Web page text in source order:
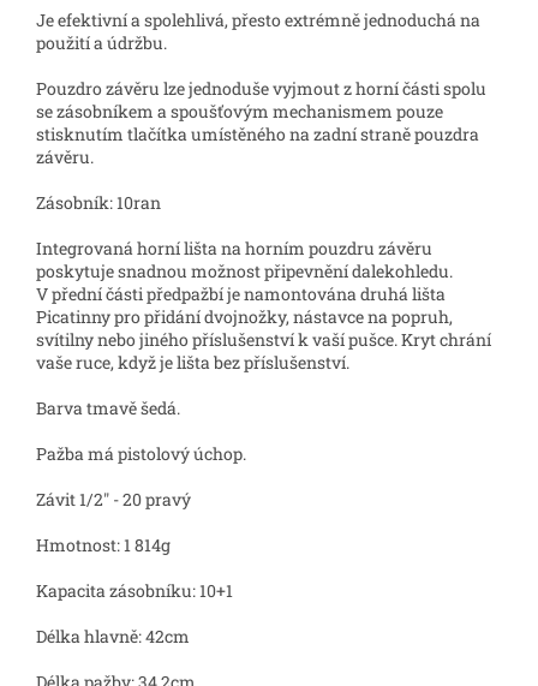
Je efektivní a spolehlivá, přesto extrémně jednoduchá na
použití a údržbu.
Pouzdro závěru lze jednoduše vyjmout z horní části spolu
se zásobníkem a spoušťovým mechanismem pouze
stisknutím tlačítka umístěného na zadní straně pouzdra
závěru.
Zásobník: 10ran
Integrovaná horní lišta na horním pouzdru závěru
poskytuje snadnou možnost připevnění dalekohledu.
V přední části předpažbí je namontována druhá lišta
Picatinny pro přidání dvojnožky, nástavce na popruh,
svítilny nebo jiného příslušenství k vaší pušce. Kryt chrání
vaše ruce, když je lišta bez příslušenství.
Barva tmavě šedá.
Pažba má pistolový úchop.
Závit 1/2" - 20 pravý
Hmotnost: 1 814g
Kapacita zásobníku: 10+1
Délka hlavně: 42cm